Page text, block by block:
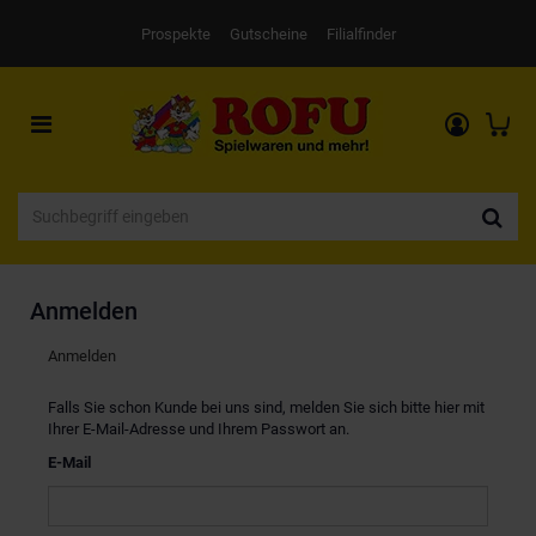
Prospekte Gutscheine Filialfinder
Toggle
navigation
Anmelden
Anmelden
Falls Sie schon Kunde bei uns sind, melden Sie sich bitte hier mit
Ihrer E-Mail-Adresse und Ihrem Passwort an.
E-Mail